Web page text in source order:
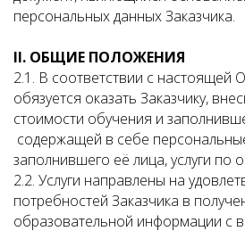
персональных данных Заказчика.
II. ОБЩИЕ ПОЛОЖЕНИЯ
2.1. В соответствии с настоящей
обязуется оказать Заказчику,
стоимости обучения и
содержащей в себе
заполнившего её лица, услуги по
2.2. Услуги направлены на
потребностей Заказчика в
образовательной информации с